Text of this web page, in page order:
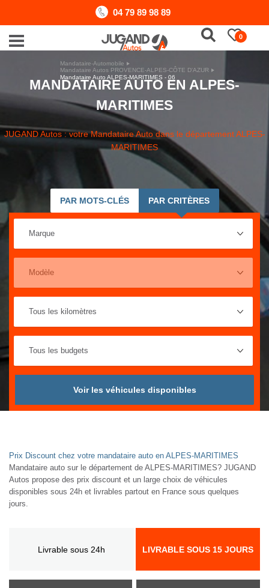
04 79 89 98 89
0
Mandataire-Automobile
Mandataire Autos PROVENCE-ALPES-CÔTE D'AZUR
Mandataire Auto ALPES-MARITIMES - 06
MANDATAIRE AUTO EN ALPES-
MARITIMES
JUGAND Autos : votre Mandataire Auto dans le département ALPES-
MARITIMES
PAR MOTS-CLÉS PAR CRITÈRES
Voir les véhicules disponibles
Prix Discount chez votre mandataire auto en ALPES-MARITIMES
Mandataire auto sur le département de ALPES-MARITIMES? JUGAND
Autos propose des prix discount et un large choix de véhicules
disponibles sous 24h et livrables partout en France sous quelques
jours.
Livrable sous 24h LIVRABLE SOUS 15 JOURS